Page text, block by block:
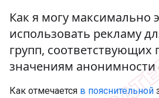
Как я могу максимально
использовать рекламу
групп, соответствующих
значениям анонимности
Как отмечается в пояснительной